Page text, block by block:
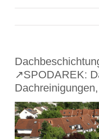
↗️SPODAREK: